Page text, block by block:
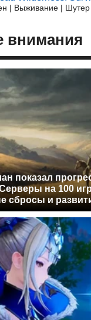
| Выживание |
внимания
показал
на 100
сбросы и